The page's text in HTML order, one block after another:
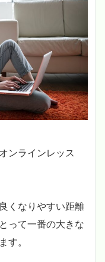
ンラインレッス
くなりやすい距離
って一番の大きな
す。